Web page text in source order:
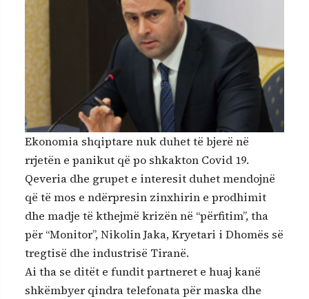
Ekonomia shqiptare nuk duhet të bjerë në
rrjetën e panikut që po shkakton Covid 19.
Qeveria dhe grupet e interesit duhet mendojnë
që të mos e ndërpresin zinxhirin e prodhimit
dhe madje të kthejmë krizën në “përfitim”, tha
për “Monitor”, Nikolin Jaka, Kryetari i Dhomës së
tregtisë dhe industrisë Tiranë.
Ai tha se ditët e fundit partneret e huaj kanë
shkëmbyer qindra telefonata për maska dhe